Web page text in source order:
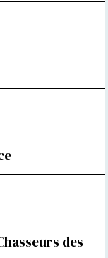
des